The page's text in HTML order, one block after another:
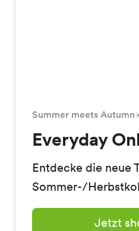
Summer meets
Everyday
Entdecke die neue
Sommer-/
Jetzt